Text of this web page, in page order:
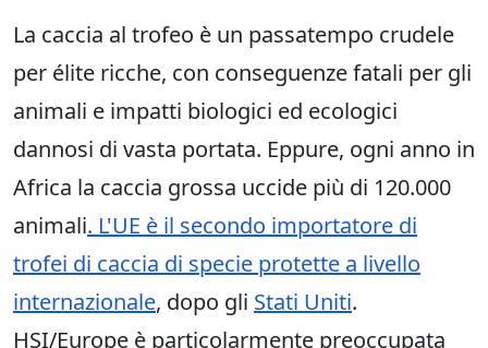
La caccia al trofeo è un passatempo crudele
per élite ricche, con conseguenze fatali per gli
animali e impatti biologici ed ecologici
dannosi di vasta portata. Eppure, ogni anno in
Africa la caccia grossa uccide più di 120.000
animali. L'UE è il secondo importatore di
trofei di caccia di specie protette a livello
internazionale, dopo gli Stati Uniti.
HSI/Europe è particolarmente preoccupata